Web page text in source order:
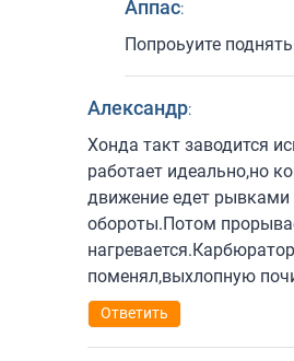
Аппас:
Попроьуите
Александр:
Хонда такт заводится
работает идеально,но
движение едет рывками
обороты.Потом
поменял,выхлопную
Ответить